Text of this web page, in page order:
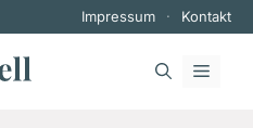
Impressum · Kontakt